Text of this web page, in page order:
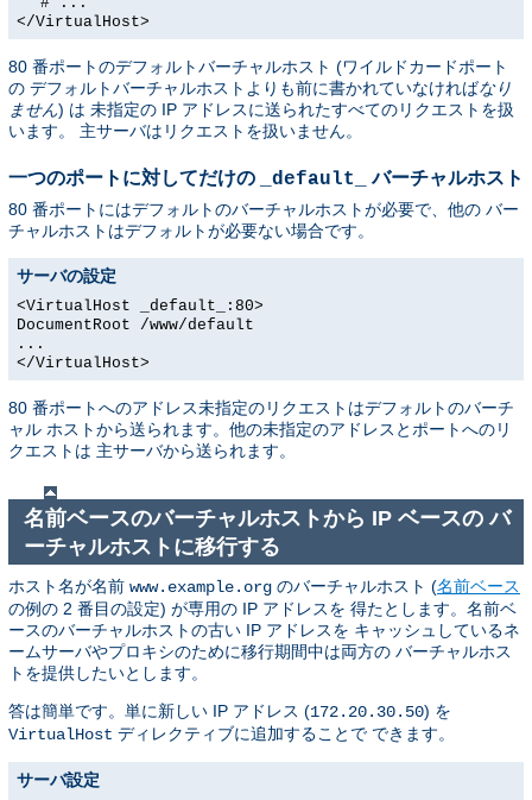
</VirtualHost>
80 番ポートのデフォルトバーチャルホスト (ワイルドカードポート
の デフォルトバーチャルホストよりも前に書かれていなければなり
ません) は 未指定の IP アドレスに送られたすべてのリクエストを扱
います。 主サーバはリクエストを扱いません。
一つのポートに対してだけの _default_ バーチャルホスト
80 番ポートにはデフォルトのバーチャルホストが必要で、他の バー
チャルホストはデフォルトが必要ない場合です。
サーバの設定
<VirtualHost _default_:80>
DocumentRoot /www/default
...
</VirtualHost>
80 番ポートへのアドレス未指定のリクエストはデフォルトのバーチ
ャル ホストから送られます。他の未指定のアドレスとポートへのリ
クエストは 主サーバから送られます。
名前ベースのバーチャルホストから IP ベースの バ
ーチャルホストに移行する
ホスト名が名前 www.example.org のバーチャルホスト (名前ベース
の例の 2 番目の設定) が専用の IP アドレスを 得たとします。名前ベ
ースのバーチャルホストの古い IP アドレスを キャッシュしているネ
ームサーバやプロキシのために移行期間中は両方の バーチャルホス
トを提供したいとします。
答は簡単です。単に新しい IP アドレス (172.20.30.50) を
VirtualHost ディレクティブに追加することで できます。
サーバ設定